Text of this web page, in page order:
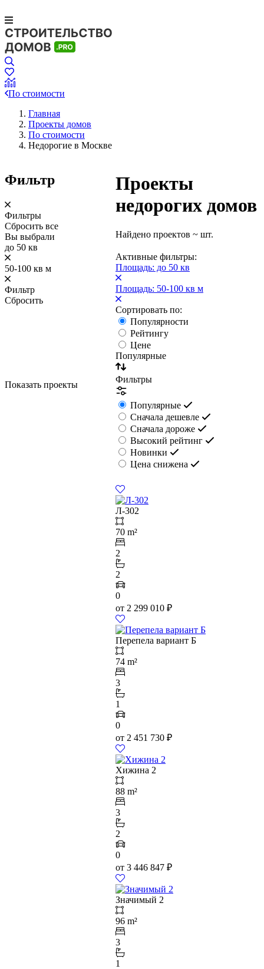
По стоимости
Главная
Проекты домов
По стоимости
Недорогие в Москве
Фильтр
Фильтры
Сбросить все
Вы выбрали
до 50 кв
50-100 кв м
Фильтр
Сбросить
Показать проекты
Проекты
недорогих домов
Найдено проектов ~ шт.
Активные фильтры:
Площадь: до 50 кв
Площадь: 50-100 кв м
Сортировать по:
Популярности
Рейтингу
Цене
Популярные
Фильтры
Популярные
Сначала дешевле
Сначала дороже
Высокий рейтинг
Новинки
Цена снижена
Л-302
70 m²
2
2
0
от 2 299 010 ₽
Перепела вариант Б
74 m²
3
1
0
от 2 451 730 ₽
Хижина 2
88 m²
3
2
0
от 3 446 847 ₽
Значимый 2
96 m²
3
1